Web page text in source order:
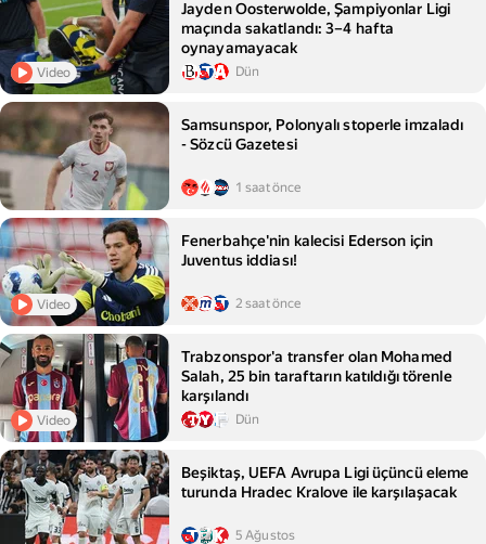
Video
Jayden Oosterwolde, Şampiyonlar Ligi
maçında sakatlandı: 3–4 hafta
oynayamayacak
Dün
Samsunspor, Polonyalı stoperle imzaladı
- Sözcü Gazetesi
1 saat önce
Video
Fenerbahçe'nin kalecisi Ederson için
Juventus iddiası!
2 saat önce
Video
Trabzonspor'a transfer olan Mohamed
Salah, 25 bin taraftarın katıldığı törenle
karşılandı
Dün
Beşiktaş, UEFA Avrupa Ligi üçüncü eleme
turunda Hradec Kralove ile karşılaşacak
5 Ağustos